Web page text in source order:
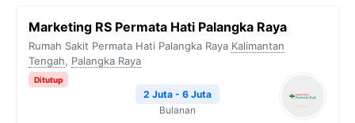
Marketing RS Permata Hati Palangka Raya
Rumah Sakit Permata Hati Palangka Raya Kalimantan
Tengah, Palangka Raya
Ditutup
2 Juta - 6 Juta
Bulanan